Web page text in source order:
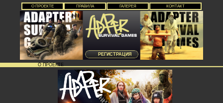
О ПРОЕКТЕ ПРАВИЛА ГАЛЕРЕЯ КОНТАКТ
РЕГИСТРАЦИЯ
О ПРОЕКТЕ